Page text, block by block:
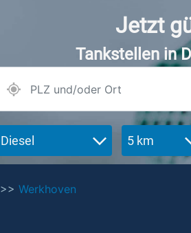
Jetzt
Tankstellen in
Diesel 5 km
>> Werkhoven